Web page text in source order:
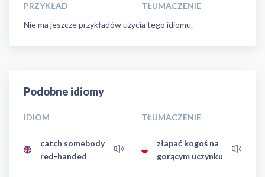
PRZYKŁAD
TŁUMACZENIE
Nie ma jeszcze przykładów użycia tego idiomu.
Podobne idiomy
IDIOM TŁUMACZENIE
catch somebody
red-handed
złapać kogoś na
gorącym uczynku